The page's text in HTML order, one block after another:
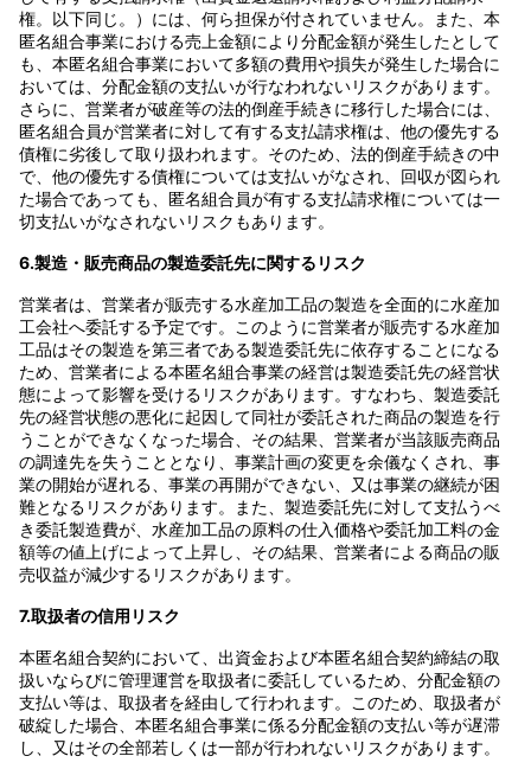
権。以下同じ。）には、何ら担保が付されていません。また、本
匿名組合事業における売上金額により分配金額が発生したとして
も、本匿名組合事業において多額の費用や損失が発生した場合に
おいては、分配金額の支払いが行なわれないリスクがあります。
さらに、営業者が破産等の法的倒産手続きに移行した場合には、
匿名組合員が営業者に対して有する支払請求権は、他の優先する
債権に劣後して取り扱われます。そのため、法的倒産手続きの中
で、他の優先する債権については支払いがなされ、回収が図られ
た場合であっても、匿名組合員が有する支払請求権については一
切支払いがなされないリスクもあります。
6.製造・販売商品の製造委託先に関するリスク
営業者は、営業者が販売する水産加工品の製造を全面的に水産加
工会社へ委託する予定です。このように営業者が販売する水産加
工品はその製造を第三者である製造委託先に依存することになる
ため、営業者による本匿名組合事業の経営は製造委託先の経営状
態によって影響を受けるリスクがあります。すなわち、製造委託
先の経営状態の悪化に起因して同社が委託された商品の製造を行
うことができなくなった場合、その結果、営業者が当該販売商品
の調達先を失うこととなり、事業計画の変更を余儀なくされ、事
業の開始が遅れる、事業の再開ができない、又は事業の継続が困
難となるリスクがあります。また、製造委託先に対して支払うべ
き委託製造費が、水産加工品の原料の仕入価格や委託加工料の金
額等の値上げによって上昇し、その結果、営業者による商品の販
売収益が減少するリスクがあります。
7.取扱者の信用リスク
本匿名組合契約において、出資金および本匿名組合契約締結の取
扱いならびに管理運営を取扱者に委託しているため、分配金額の
支払い等は、取扱者を経由して行われます。このため、取扱者が
破綻した場合、本匿名組合事業に係る分配金額の支払い等が遅滞
し、又はその全部若しくは一部が行われないリスクがあります。